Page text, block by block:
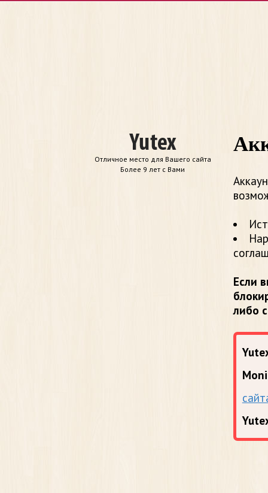
Отличное место для Вашего сайта
Более 9 лет с Вами
Если
либо